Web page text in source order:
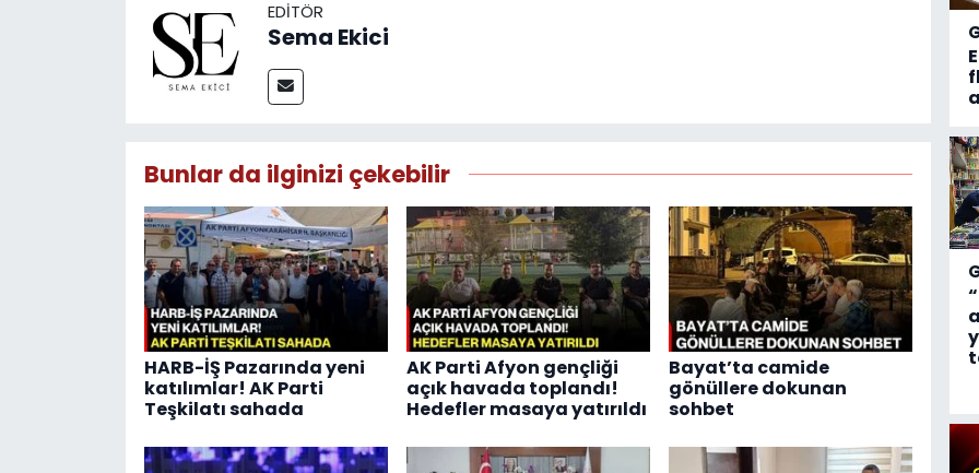
EDITÖR
Sema Ekici
Bunlar da ilginizi çekebilir
HARB-İŞ Pazarında yeni
katılımlar! AK Parti
Teşkilatı sahada
AK Parti Afyon gençliği
açık havada toplandı!
Hedefler masaya yatırıldı
Bayat’ta camide
gönüllere dokunan
sohbet